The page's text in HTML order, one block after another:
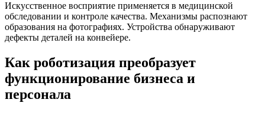
Искусственное восприятие применяется в медицинской
обследовании и контроле качества. Механизмы распознают
образования на фотографиях. Устройства обнаруживают
дефекты деталей на конвейере.
Как роботизация преобразует
функционирование бизнеса и
персонала